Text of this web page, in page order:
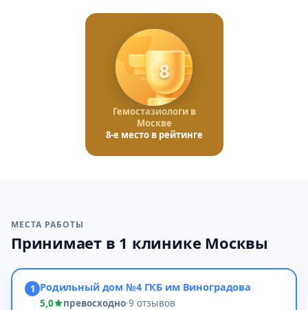
8
Гемостазиологи в
Москве
8-е место в рейтинге
МЕСТА РАБОТЫ
Принимает в 1 клинике Москвы
1 Родильный дом №4 ГКБ им Виноградова
5,0 превосходно·9 отзывов